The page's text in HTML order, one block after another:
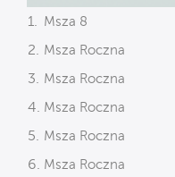
Msza 8
Msza Roczna
Msza Roczna
Msza Roczna
Msza Roczna
Msza Roczna